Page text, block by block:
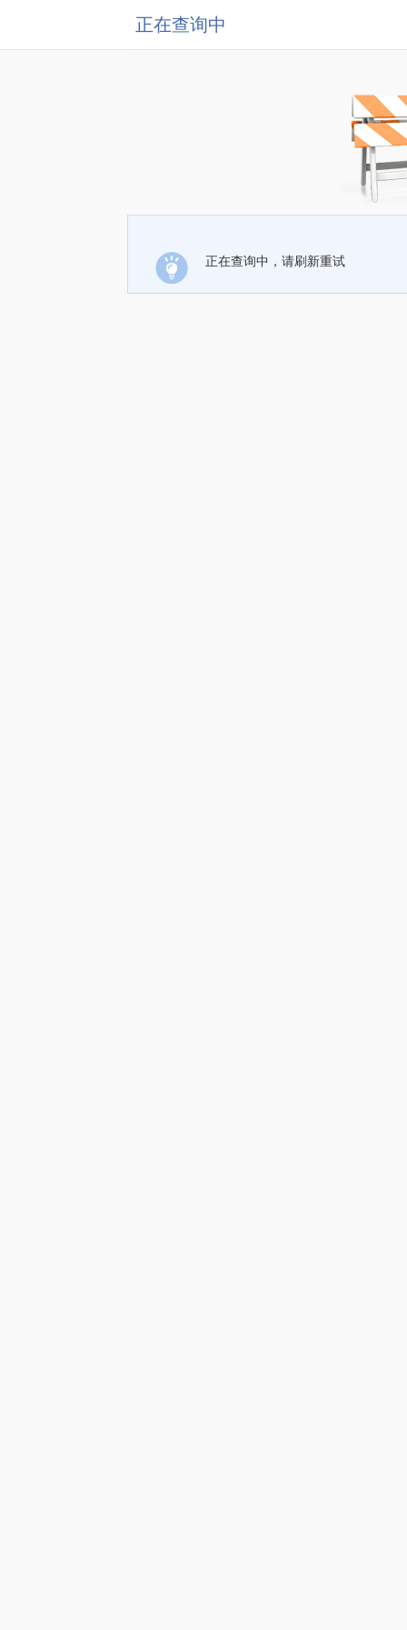
正在查询中
正在查询中，请刷新重试